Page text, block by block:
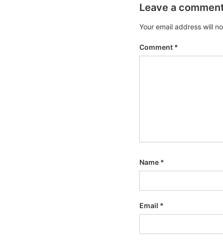
Leave a
Your email address will
Comment *
Name *
Email *